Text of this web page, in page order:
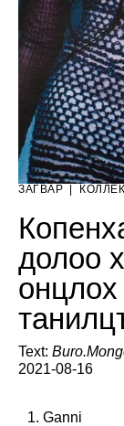
ЗАГВАР |
долоо
Text:
2021-08-16
1. Ganni